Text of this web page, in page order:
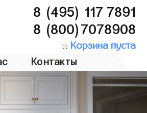
8 (495) 117 7891
8 (800)7078908
Корзина пуста
Контакты